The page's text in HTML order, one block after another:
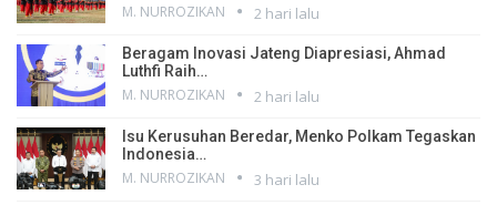
M. NURROZIKAN 2 hari lalu
Beragam Inovasi Jateng Diapresiasi, Ahmad
Luthfi Raih…
M. NURROZIKAN 2 hari lalu
Isu Kerusuhan Beredar, Menko Polkam Tegaskan
Indonesia…
M. NURROZIKAN 3 hari lalu